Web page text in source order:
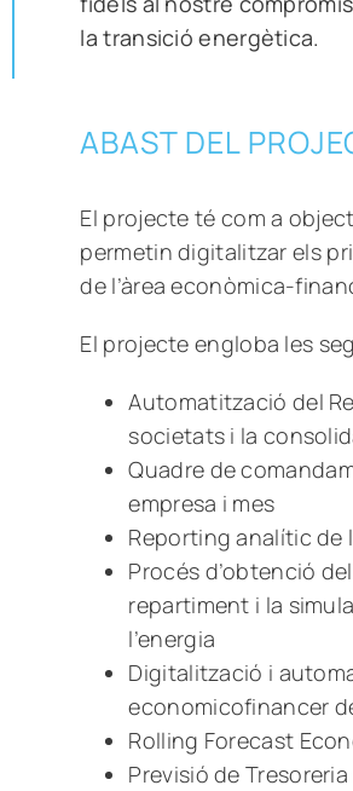
la transició energètica.
ABAST DEL
El projecte té com a
permetin digitalitzar els
de l’àrea econòmica-
El projecte engloba les
Automatització del
societats i la
Quadre de
empresa i mes
Reporting analític de
Procés d’obtenció
repartiment i la
l’energia
Digitalització i
economicofinancer
Rolling Forecast
Previsió de